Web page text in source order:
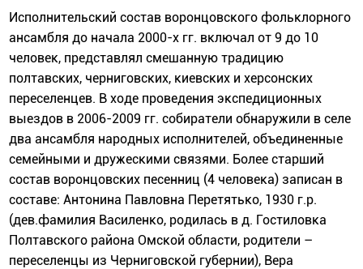
Исполнительский состав воронцовского фольклорного
ансамбля до начала 2000-х гг. включал от 9 до 10
человек, представлял смешанную традицию
полтавских, черниговских, киевских и херсонских
переселенцев. В ходе проведения экспедиционных
выездов в 2006-2009 гг. собиратели обнаружили в селе
два ансамбля народных исполнителей, объединенные
семейными и дружескими связями. Более старший
состав воронцовских песенниц (4 человека) записан в
составе: Антонина Павловна Перетятько, 1930 г.р.
(дев.фамилия Василенко, родилась в д. Гостиловка
Полтавского района Омской области, родители –
переселенцы из Черниговской губернии), Вера